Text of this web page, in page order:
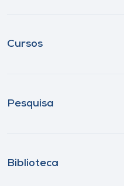
Cursos
Pesquisa
Biblioteca